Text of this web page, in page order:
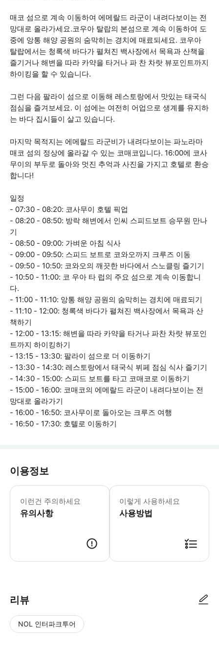
매코 섬으로 계속 이동하여 에메랄드 라군이 내려다보이는 전
망대로 올라가세요.코우아 탈랍의 본섬으로 계속 이동하여 도
중에 앙통 해양 공원의 숨막히는 경치에 매료되세요. 코우아
탈랍에서는 청록색 바다가 펼쳐진 백사장에서 목욕과 산책을
즐기거나 해변을 따라 카약을 타거나 파 찬 차랏 뷰포인트까지
하이킹을 할 수 있습니다.
그런 다음 팔라이 섬으로 이동해 레스토랑에서 맛있는 태국식
점심을 즐겨보세요. 이 섬에는 여전히 어업으로 생계를 유지하
는 바다 집시들이 살고 있습니다.
마지막 목적지는 에메랄드 라군비가 내려다보이는 파노라마
매코 섬의 정상에 올라갈 수 있는 코매코입니다. 16:00에 코사
무이의 부두로 돌아와 멋진 추억과 사진을 가지고 호텔로 환승
합니다!
일정
- 07:30 - 08:20: 코사무이 호텔 픽업
- 08:20 - 08:50: 방락 해변에서 인씨 스피드보트 승무원 만나
기
- 08:50 - 09:00: 가벼운 아침 식사
- 09:00 - 09:50: 스피드 보트로 코와오까지 크루즈 이동
- 09:50 - 10:50: 코와오의 깨끗한 바다에서 스노클링 즐기기
- 10:50 - 11:00: 코 우아 타 럽의 주요 섬으로 계속 이동합니
다.
- 11:00 - 11:10: 앙통 해양 공원의 숨막히는 경치에 매료되기
- 11:10 - 12:00: 청록색 바다가 펼쳐진 백사장에서 목욕과 산
책하기
- 12:00 - 13:15: 해변을 따라 카약을 타거나 파찬 차랏 뷰포인
트까지 하이킹하기
- 13:15 - 13:30: 팔라이 섬으로 더 이동하기
- 13:30 - 14:30: 레스토랑에서 태국식 뷔페 점심 식사 즐기기
- 14:30 - 15:00: 스피드 보트를 타고 코매코로 이동하기
- 15:00 - 16:00: 코매코의 에메랄드 라군이 내려다보이는 전
망대로 올라가기
- 16:00 - 16:50: 코사무이로 돌아오는 크루즈 여행
- 16:50 - 17:30: 호텔로 이동하기
이용정보
이런건 주의하세요
유의사항
시간 제약으로 인해 크루즈선에서는
이렇게 사용하세요
사용방법
리뷰
NOL 인터파크투어